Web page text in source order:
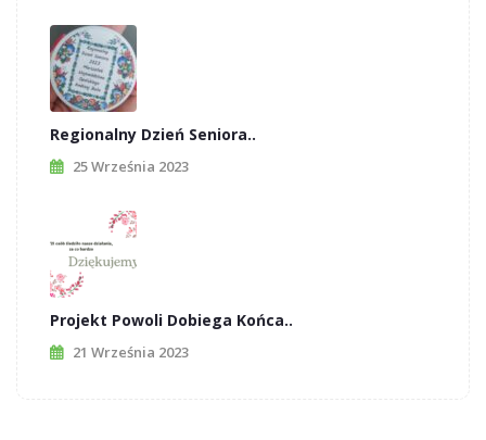
Regionalny Dzień Seniora..
25 Września 2023
Projekt Powoli Dobiega Końca..
21 Września 2023